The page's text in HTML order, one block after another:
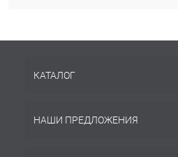
КАТАЛОГ
НАШИ ПРЕДЛОЖЕНИЯ